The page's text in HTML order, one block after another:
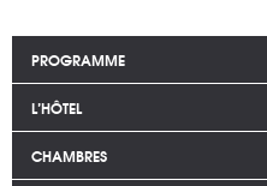
PROGRAMME
L’HÔTEL
CHAMBRES